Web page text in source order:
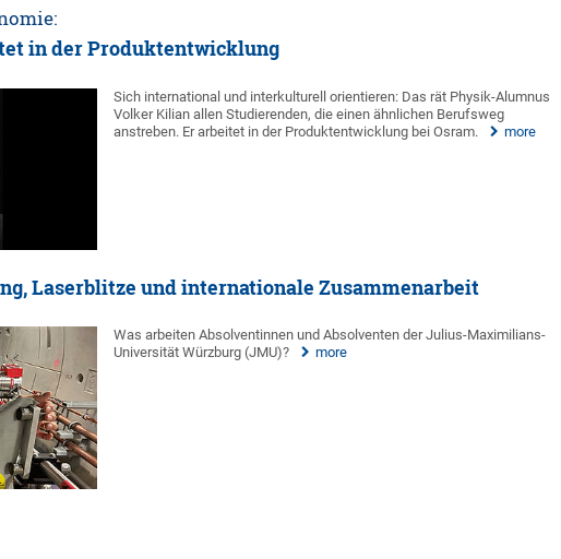
in der Produktentwicklung
Sich international und interkulturell orientieren: Das rät Physik-Alumnus
Volker Kilian allen Studierenden, die einen ähnlichen Berufsweg
anstreben. Er arbeitet in der Produktentwicklung bei Osram.
more
Laserblitze und internationale Zusammenarbeit
Was arbeiten Absolventinnen und Absolventen der Julius-Maximilians-
Universität Würzburg (JMU)?
more